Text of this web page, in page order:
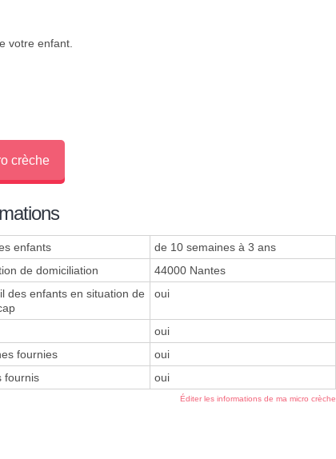
votre enfant.
crèche
enfants
de 10 semaines à 3 ans
de domiciliation
44000 Nantes
des enfants en situation de
oui
oui
fournies
oui
fournis
oui
Éditer les informations de ma micro crèche